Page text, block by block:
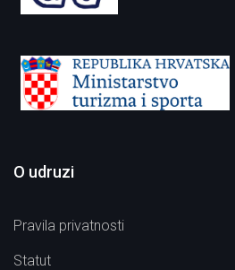
O udruzi
Pravila privatnosti
Statut